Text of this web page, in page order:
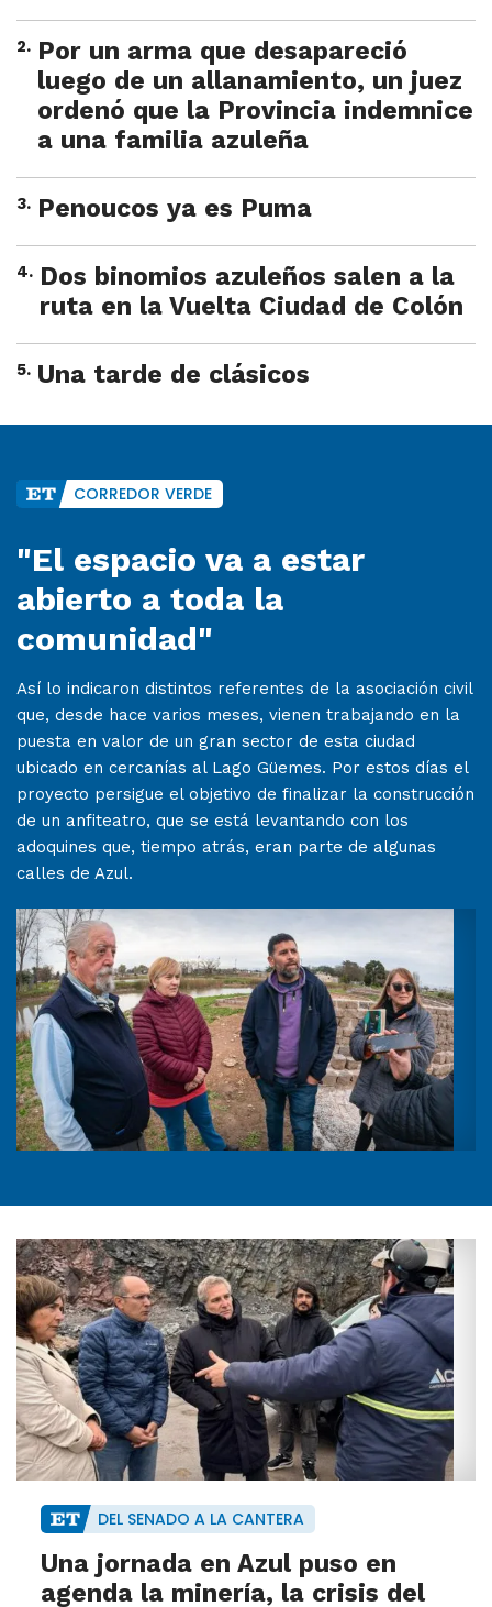
2. Por un arma que desapareció
luego de un allanamiento, un juez
ordenó que la Provincia indemnice
a una familia azuleña
3. Penoucos ya es Puma
4. Dos binomios azuleños salen a la
ruta en la Vuelta Ciudad de Colón
5. Una tarde de clásicos
CORREDOR VERDE
"El espacio va a estar
abierto a toda la
comunidad"
Así lo indicaron distintos referentes de la asociación civil
que, desde hace varios meses, vienen trabajando en la
puesta en valor de un gran sector de esta ciudad
ubicado en cercanías al Lago Güemes. Por estos días el
proyecto persigue el objetivo de finalizar la construcción
de un anfiteatro, que se está levantando con los
adoquines que, tiempo atrás, eran parte de algunas
calles de Azul.
DEL SENADO A LA CANTERA
Una jornada en Azul puso en
agenda la minería, la crisis del